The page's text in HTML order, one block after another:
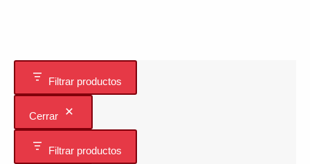
Filtrar productos
Cerrar
Filtrar productos